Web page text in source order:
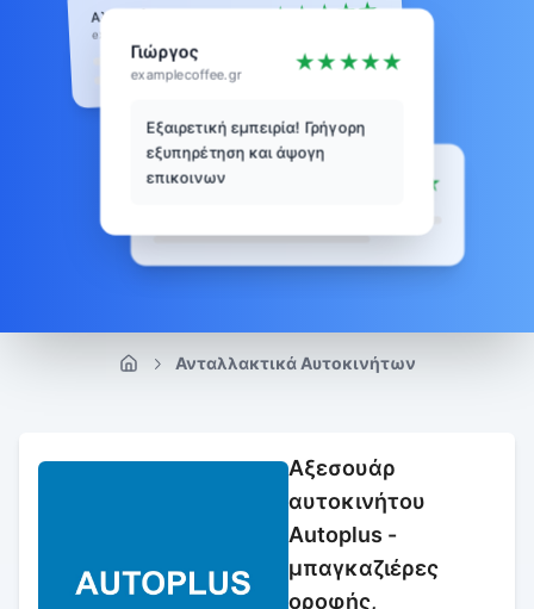
Γιώργος
examplecoffee.gr
★★★★★
Εξαιρετική εμπειρία! Γρήγορη
εξυπηρέτηση και άψογη
επικοινωνία. Τ
Κώστας ★
Αλέξανδρος
examplebooks.gr
★★★★★
Ανταλλακτικά Αυτοκινήτων
Αξεσουάρ
αυτοκινήτου
Autoplus -
μπαγκαζιέρες
οροφής,